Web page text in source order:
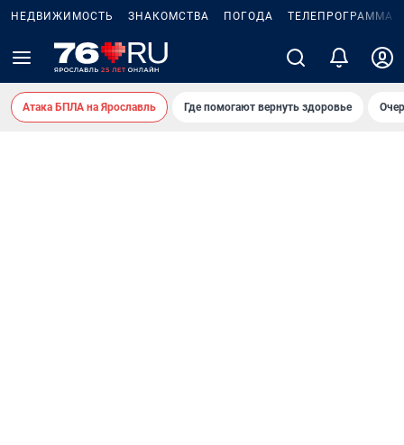
НЕДВИЖИМОСТЬ ЗНАКОМСТВА ПОГОДА ТЕЛЕПРОГРАММА
Атака БПЛА на Ярославль Где помогают вернуть здоровье